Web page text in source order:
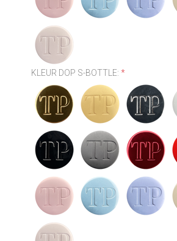
KLEUR DOP S-BOTTLE:*